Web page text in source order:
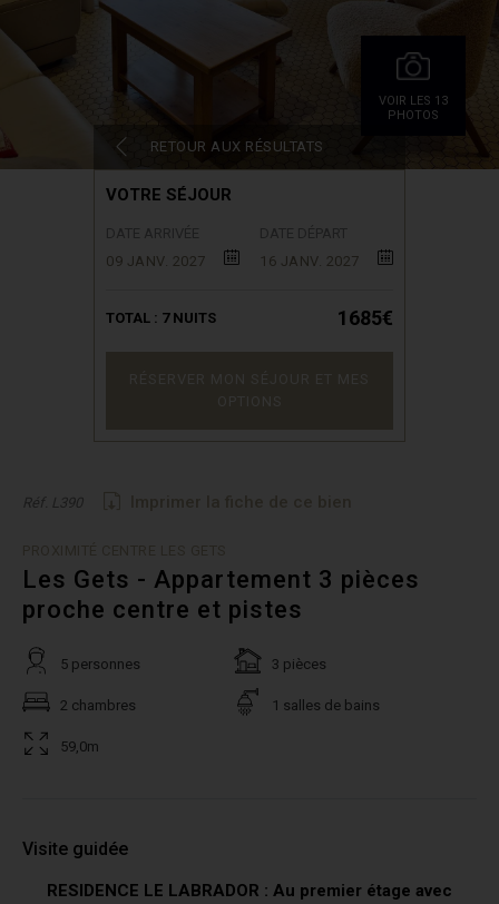
VOIR LES 13
PHOTOS
RETOUR AUX RÉSULTATS
VOTRE SÉJOUR
09 JANV. 2027
16 JANV. 2027
TOTAL : 7NUITS 1685€
Réf. L390
Les Gets - Appartement 3 pièces
proche centre et pistes
5 personnes 3 pièces
2 chambres 1 salles de bains
59,0m
Visite guidée
RESIDENCE LE LABRADOR : Au premier étage avec